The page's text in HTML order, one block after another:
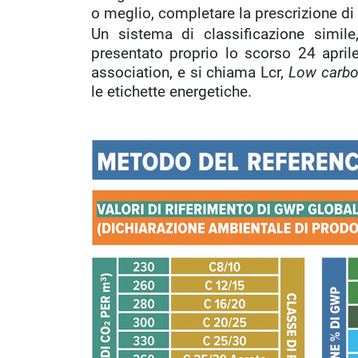
o meglio, completare la prescrizione
Un sistema di classificazione
presentato proprio lo scorso 24
association, e si chiama Lcr, Low
le etichette energetiche.